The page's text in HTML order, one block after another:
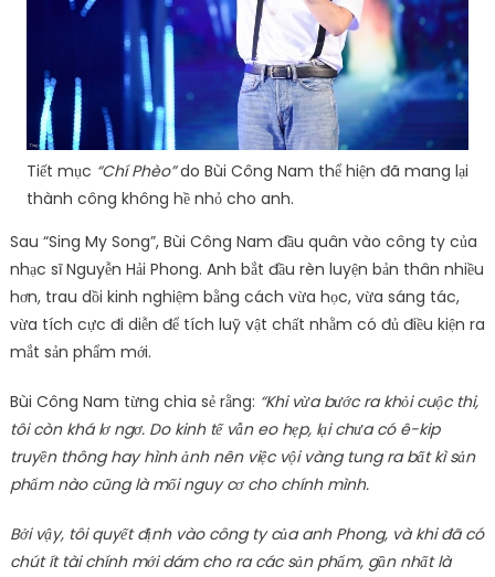
Tiết mục “Chí Phèo”do Bùi Công Nam thể hiện đã mang lại
thành công không hề nhỏ cho anh.
Sau “Sing My Song”, Bùi Công Nam đầu quân vào công ty của
nhạc sĩ Nguyễn Hải Phong. Anh bắt đầu rèn luyện bản thân nhiều
hơn, trau dồi kinh nghiệm bằng cách vừa học, vừa sáng tác,
vừa tích cực đi diễn để tích luỹ vật chất nhằm có đủ điều kiện ra
mắt sản phẩm mới.
Bùi Công Nam từng chia sẻ rằng: “Khi vừa bước ra khỏi cuộc thi,
tôi còn khá lơ ngơ. Do kinh tế vẫn eo hẹp, lại chưa có ê-kip
truyền thông hay hình ảnh nên việc vội vàng tung ra bất kì sản
phẩm nào cũng là mối nguy cơ cho chính mình.
Bởi vậy, tôi quyết định vào công ty của anh Phong, và khi đã có
chút ít tài chính mới dám cho ra các sản phẩm, gần nhất là